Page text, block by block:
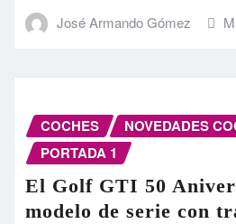
José Armando Gómez
COCHES
NOVEDADES
PORTADA 1
El Golf GTI 50
modelo de serie con